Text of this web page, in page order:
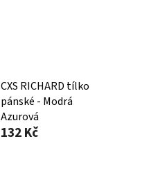
CXS RICHARD tílko
pánské - Modrá
Azurová
132 Kč